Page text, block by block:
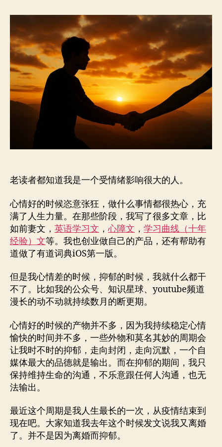
者
期
我
抑
郁
的
时
光，
是
我
大
起
力
过
好
我
们
生
老读者都知道我是一个受情绪影响很大的人。
心情好的时候恣意张狂，做什么事情都很热心，充
满了人生力量。在那些阶段，我写了很多文章，比
如前妻文， 英语学习文 ，心障文 ， 学习曲线（十年
经验）文等。我也创业做自己的产品，还有帮助有
道做了有道词典iOS第一版。
但是我心情差的时候，抑郁的时候，我就什么都干
不了。比如我的公众号、知识星球、youtube频道
漫长的动不动就持续数月的断更期。
心情好的时候的产物并不多，因为我持续稳定心情
愉快的时间并不多，一些外物和莫名其妙的周期会
让我时不时的抑郁，走向封闭，走向沉默，一个自
媒体最大的品德就是输出。而在抑郁的期间，我只
保持维持生命的沟通，不乐意跟任何人沟通，也无
法输出。
最近这个周期是我人生最长的一次，从疫情结束到
现在吧。大家知道我去年这个时候发文说我又离婚
了。并不是因为离婚而抑郁。